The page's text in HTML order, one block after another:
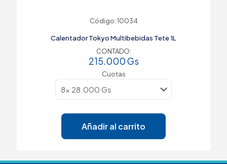
Código: 10034
Calentador Tokyo Multibebidas Tete 1L
CONTADO:
215.000Gs
Cuotas
Añadir al carrito